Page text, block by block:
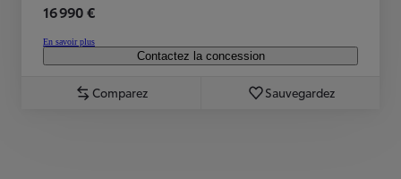
16 990 €
En savoir plus
Contactez la concession
Comparez Sauvegardez